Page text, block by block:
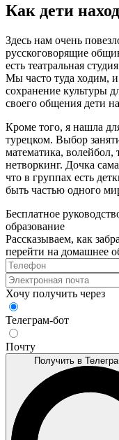
Как дети
Здесь нам очень
русскоговорящие
есть театральная
Мы часто туда ходим,
сохранение культуры
своего общения дети
Кроме того, я нашла
турецком. Выбор
математика, волейбол,
нетворкинг. Дочка
что в группах есть
быть частью одного
Бесплатное
образование
Рассказываем, как
перейти на домашнее
Хочу получить через
Телеграм-бот
Почту
Получить в